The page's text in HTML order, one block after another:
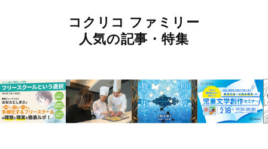
コクリコ ファミリー
人気の記事・特集